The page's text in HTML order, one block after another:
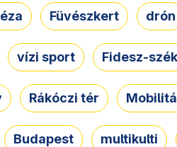
Füvészkert drón
vízi sport Fidesz-
Rákóczi tér
Budapest multikulti